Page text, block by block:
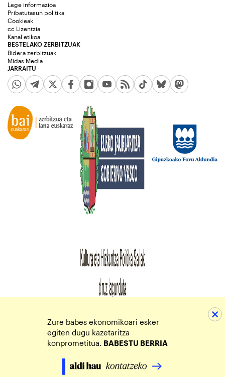
JARRAITU
Lege informazioa
Pribatutasun politika
Cookieak
cc Lizentzia
Kanal etikoa
BESTELAKO ZERBITZUAK
Bidera zerbitzuak
Midas Media
Zure babes ekonomikoari esker
egiten dugu kazetaritza
konprometitua. BABESTU BERRIA